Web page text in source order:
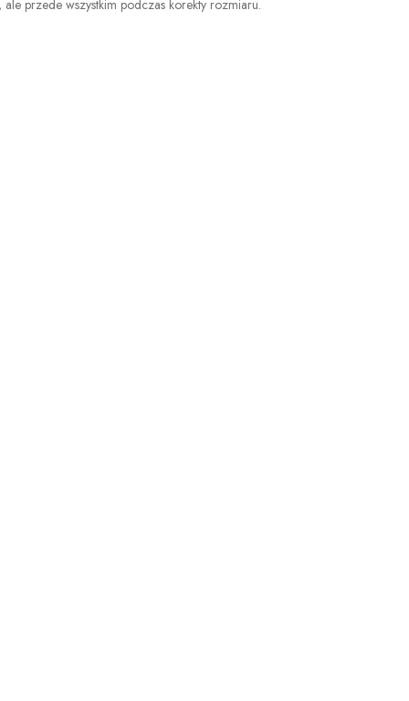
przede wszystkim podczas korekty rozmiaru.